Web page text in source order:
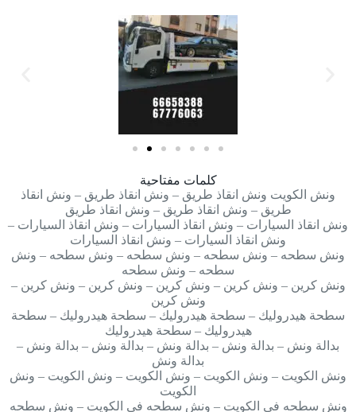
كلمات مفتاحية
ونش الكويت ونش انقاذ طريق – ونش انقاذ طريق – ونش انقاذ
طريق – ونش انقاذ طريق – ونش انقاذ طريق
ونش انقاذ السيارات – ونش انقاذ السيارات – ونش انقاذ السيارات –
ونش انقاذ السيارات – ونش انقاذ السيارات
ونش سطحه – ونش سطحه – ونش سطحه – ونش سطحه – ونش
سطحه – ونش سطحه
ونش كرين – ونش كرين – ونش كرين – ونش كرين – ونش كرين –
ونش كرين
سطحة هيدروليك – سطحة هيدروليك – سطحة هيدروليك – سطحة
هيدروليك – سطحة هيدروليك
بدالة ونش – بدالة ونش – بدالة ونش – بدالة ونش – بدالة ونش –
بدالة ونش
ونش الكويت – ونش الكويت – ونش الكويت – ونش الكويت – ونش
الكويت
ونش سطحه فى الكويت – ونش سطحه فى الكويت – ونش سطحه